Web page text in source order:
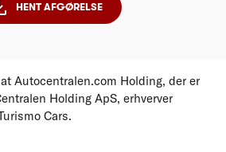
HENT AFGØRELSE
Autocentralen.com Holding, der er
Holding ApS, erhverver
Cars.